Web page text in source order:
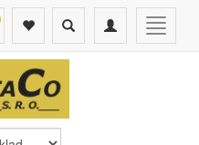
Toggle
Toggle
navigation
Toggle
search